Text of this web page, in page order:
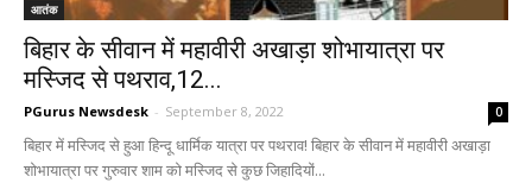
आतंक
बिहार के सीवान में महावीरी अखाड़ा शोभायात्रा पर
मस्जिद से पथराव,12...
PGurus Newsdesk - September 8, 2022 0
बिहार में मस्जिद से हुआ हिन्दू धार्मिक यात्रा पर पथराव! बिहार के सीवान में महावीरी अखाड़ा
शोभायात्रा पर गुरुवार शाम को मस्जिद से कुछ जिहादियों...